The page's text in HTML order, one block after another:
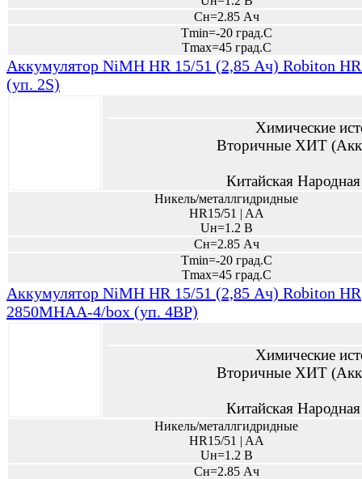
Сн=2.85 Ач
Tmin=-20 град.С
Tmax=45 град.С
Аккумулятор NiMH HR 15/51 (2,85 Ач) Robiton
(уп. 2S)
Химические
Вторичные ХИТ
Китайская
Никель/металлгидридные
HR15/51 | AA
Uн=1.2 В
Сн=2.85 Ач
Tmin=-20 град.С
Tmax=45 град.С
Аккумулятор NiMH HR 15/51 (2,85 Ач) Robiton HR
2850MHAA-4/box (уп. 4BP)
Химические
Вторичные ХИТ
Китайская
Никель/металлгидридные
HR15/51 | AA
Uн=1.2 В
Сн=2.85 Ач